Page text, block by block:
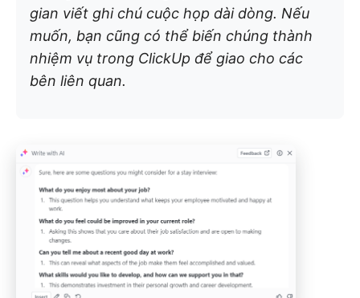
gian viết ghi chú cuộc họp dài dòng. Nếu
muốn, bạn cũng có thể biến chúng thành
nhiệm vụ trong ClickUp để giao cho các
bên liên quan.